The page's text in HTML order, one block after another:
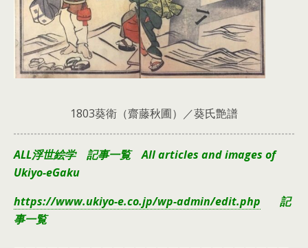
1803葵衛（齋藤秋圃）／葵氏艶譜
ALL浮世絵学 記事一覧 All articles and images of
Ukiyo-eGaku
https://www.ukiyo-e.co.jp/wp-admin/edit.php 記
事一覧